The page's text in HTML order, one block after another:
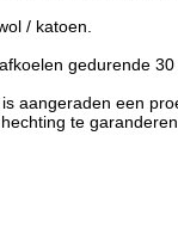
/ katoen.
gedurende
aangeraden een
te